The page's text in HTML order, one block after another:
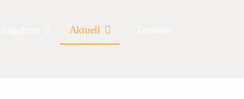
Aktuell